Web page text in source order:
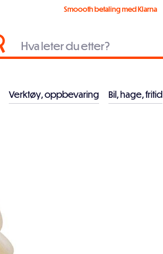
Smoooth betaling med Klarna
Verktøy, oppbevaring Bil, hage, fritid